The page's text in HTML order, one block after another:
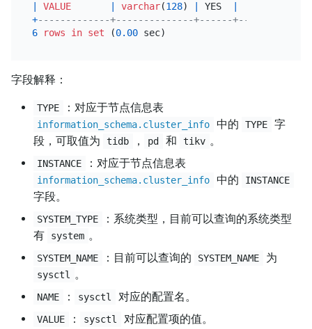
VALUE varchar(128) YES
+-------------+--------------+------+------
6
rows in set (0.00
字段解释：
TYPE ：对应于节点信息表
information_schema.cluster_info 中的 TYPE
字
段，可取值为
tidb ， pd 和 tikv 。
INSTANCE ：对应于节点信息表
information_schema.cluster_info 中的 INSTANCE
字段。
SYSTEM_TYPE
：系统类型，目前可以查询的系统类型
有
system 。
SYSTEM_NAME ：目前可以查询的 SYSTEM_NAME 为
sysctl 。
NAME ： sysctl 对应的配置名。
VALUE ： sysctl 对应配置项的值。